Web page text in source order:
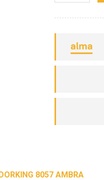
8057 AMBRA